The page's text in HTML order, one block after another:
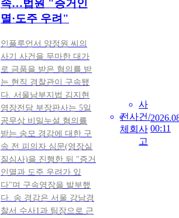
속…법원 "증거인
멸·도주 우려"
인플루언서 양정원 씨의
사기 사건을 무마한 대가
로 금품을 받은 혐의를 받
는 현직 경찰관이 구속됐
다. 서울남부지법 김지현
영장전담 부장판사는 5일
공무상 비밀누설 혐의를
받는 송모 경감에 대한 구
속 전 피의자 심문(영장실
질심사)을 진행한 뒤 "증거
인멸과 도주 우려가 있
다"며 구속영장을 발부했
다. 송 경감은 서울 강남경
찰서 수사1과 팀장으로 근
전
체
사
회
사
건/
사
고
00:11